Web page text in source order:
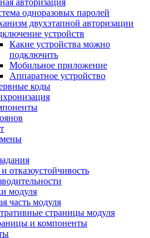
авторизация
одноразовых паролей
двухэтапной авторизации
устройств
Какие устройства можно
подключить
Мобильное приложение
Аппаратное устройство
коды
отказоустойчивость
модуля
часть модуля
страницы модуля
и компоненты